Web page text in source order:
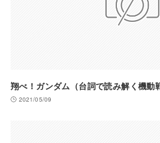
翔べ！ガンダム（台詞で読み解く機動
2021/05/09